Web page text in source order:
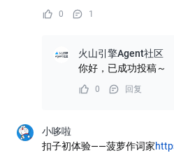
0 1
火山引擎Agent社区
你好，已成功投稿～
0 回复
小哆啦
扣子初体验——菠萝作词家